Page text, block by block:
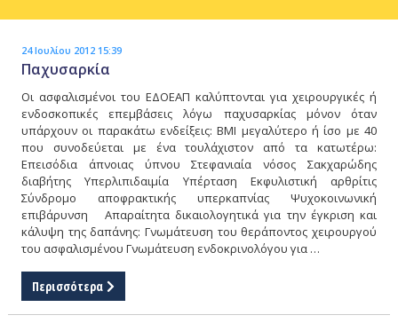
24 Ιουλίου 2012 15:39
Παχυσαρκία
Οι ασφαλισμένοι του ΕΔΟΕΑΠ καλύπτονται για χειρουργικές ή
ενδοσκοπικές επεμβάσεις λόγω παχυσαρκίας μόνον όταν
υπάρχουν οι παρακάτω ενδείξεις: BMI μεγαλύτερο ή ίσο με 40
που συνοδεύεται με ένα τουλάχιστον από τα κατωτέρω:
Επεισόδια άπνοιας ύπνου Στεφανιαία νόσος Σακχαρώδης
διαβήτης Υπερλιπιδαιμία Υπέρταση Εκφυλιστική αρθρίτις
Σύνδρομο αποφρακτικής υπερκαπνίας Ψυχοκοινωνική
επιβάρυνση Απαραίτητα δικαιολογητικά για την έγκριση και
κάλυψη της δαπάνης: Γνωμάτευση του θεράποντος χειρουργού
του ασφαλισμένου Γνωμάτευση ενδοκρινολόγου για …
Περισσότερα